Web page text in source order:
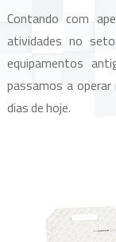
Fale Conosco
Contando com
atividades no
equipamentos
passamos a
dias de hoje.